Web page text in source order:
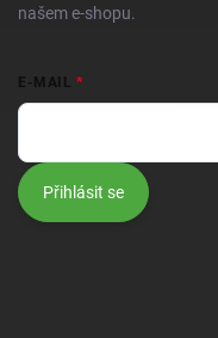
našem e-shopu.
E-MAIL
Přihlásit se